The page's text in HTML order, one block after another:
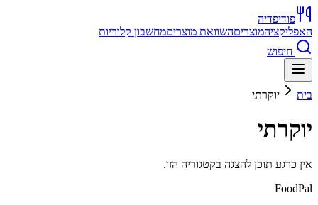
פודיפדיה
האפליקציהמוצריםהשוואת מוצריםמחשבון קלוריות
חיפוש
בית יוקרתי
יוקרתי
אין כרגע תוכן להצגה בקטגוריה הזו.
FoodPal